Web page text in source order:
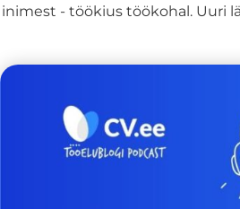
inimest - töökius töökohal. Uuri